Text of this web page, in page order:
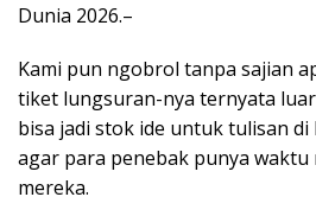
Dunia 2026.–
Kami pun ngobrol tanpa sajian
tiket lungsuran-nya ternyata
bisa jadi stok ide untuk tulisan di
agar para penebak punya
mereka.